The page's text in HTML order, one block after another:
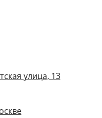
улица, 13